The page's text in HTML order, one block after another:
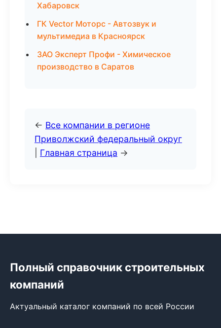
Хабаровск
ГК Vector Моторс - Автозвук и
мультимедиа в Красноярск
ЗАО Эксперт Профи - Химическое
производство в Саратов
← Все компании в регионе
Приволжский федеральный округ
Главная страница →
Полный справочник строительных
компаний
Актуальный каталог компаний по всей России